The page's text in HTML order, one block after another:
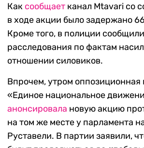
Zurab Kurtsikidze / EPA / TASS